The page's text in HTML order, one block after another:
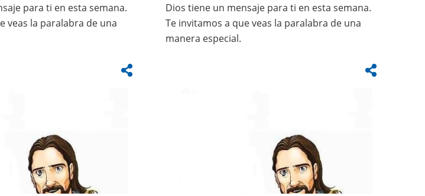
para ti en esta semana.
veas la paralabra de una
Dios tiene un mensaje para ti en esta semana.
Te invitamos a que veas la paralabra de una
manera especial.